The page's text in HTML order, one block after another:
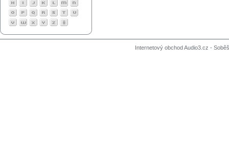
Internetový obchod Audio3.cz -